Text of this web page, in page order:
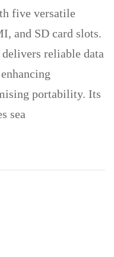
five versatile
and SD card slots.
reliable data
portability. Its
sea